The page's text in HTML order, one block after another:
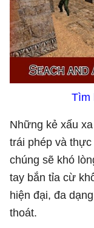
Tìm
Những kẻ xấu
trái phép và
chúng sẽ khó
tay bắn tỉa cừ
hiện đại, đa
thoát.